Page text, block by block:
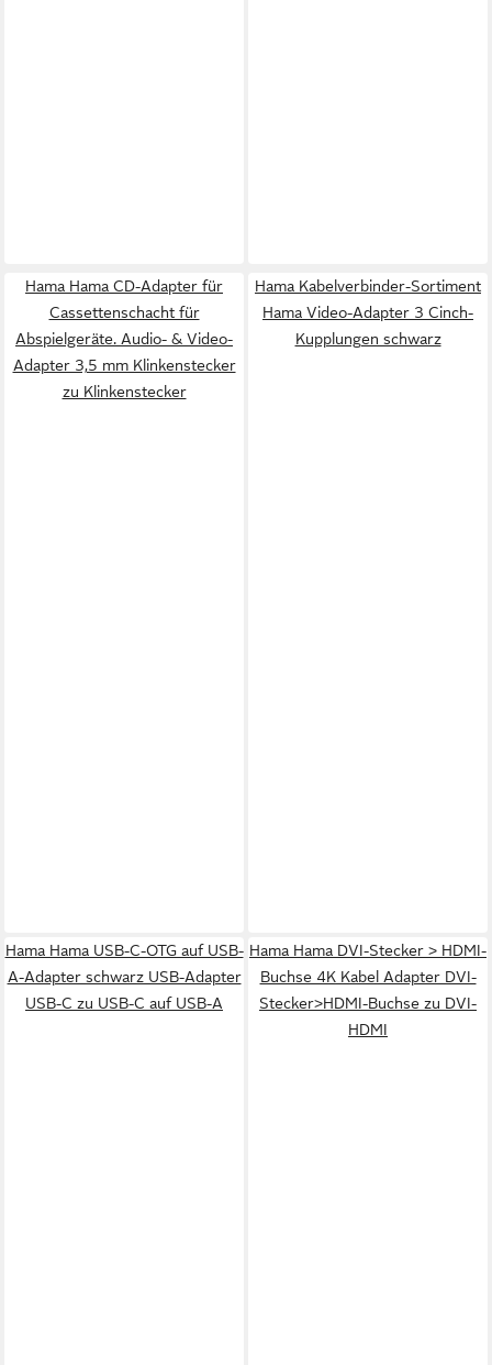
Hama Hama CD-Adapter für
Cassettenschacht für
Abspielgeräte. Audio- & Video-
Adapter 3,5 mm Klinkenstecker
zu Klinkenstecker
Hama Kabelverbinder-Sortiment
Hama Video-Adapter 3 Cinch-
Kupplungen schwarz
Hama Hama USB-C-OTG auf USB-
A-Adapter schwarz USB-Adapter
USB-C zu USB-C auf USB-A
Hama Hama DVI-Stecker > HDMI-
Buchse 4K Kabel Adapter DVI-
Stecker>HDMI-Buchse zu DVI-
HDMI